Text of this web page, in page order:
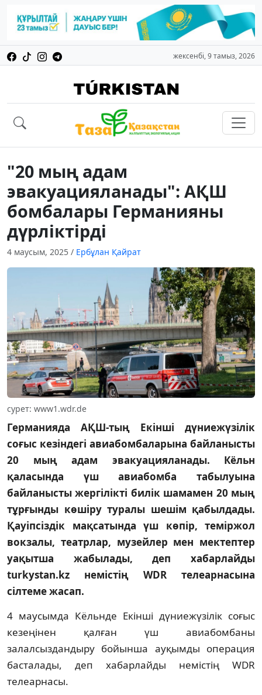
жексенбі, 9 тамыз, 2026
"20 мың адам
эвакуацияланады": АҚШ
бомбалары Германияны
дүрліктірді
4 маусым, 2025 / Ербұлан Қайрат
сурет: www1.wdr.de
Германияда АҚШ-тың Екінші дүниежүзілік
соғыс кезіндегі авиабомбаларына байланысты
20 мың адам эвакуацияланады. Кёльн
қаласында үш авиабомба табылуына
байланысты жергілікті билік шамамен 20 мың
тұрғынды көшіру туралы шешім қабылдады.
Қауіпсіздік мақсатында үш көпір, теміржол
вокзалы, театрлар, музейлер мен мектептер
уақытша жабылады, деп хабарлайды
turkystan.kz немістің WDR телеарнасына
сілтеме жасап.
4 маусымда Кёльнде Екінші дүниежүзілік соғыс
кезеңінен қалған үш авиабомбаны
залалсыздандыру бойынша ауқымды операция
басталады, деп хабарлайды немістің WDR
телеарнасы.